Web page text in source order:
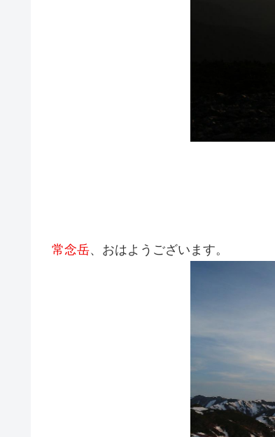
常念岳、おはようございます。